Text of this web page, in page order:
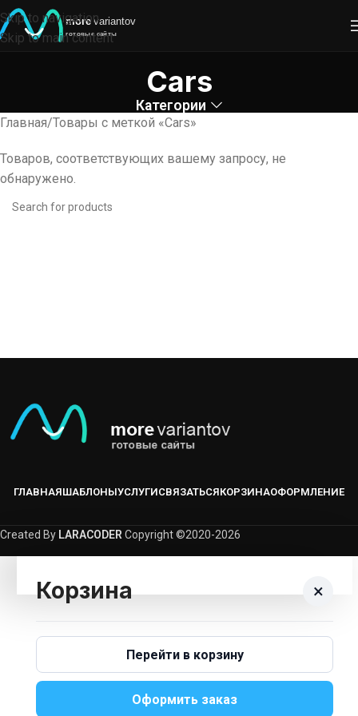
Skip to navigation
Skip to main content
Cars
Категории
Главная Товары с меткой «Cars»
Товаров, соответствующих вашему запросу, не
обнаружено.
ГЛАВНАЯШАБЛОНЫУСЛУГИСВЯЗАТЬСЯКОРЗИНАОФОРМЛЕНИЕ
Created By LARACODERCopyright ©2020-2026
Корзина ×
Вернуться В Каталог
Перейти в корзину
Оформить заказ